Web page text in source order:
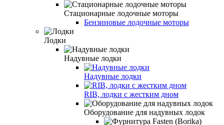
Стационарные лодочные моторы
Бензиновые лодочные моторы
Лодки
Надувные лодки
Надувные лодки
RIB, лодки с жестким дном
Оборудование для надувных лодок